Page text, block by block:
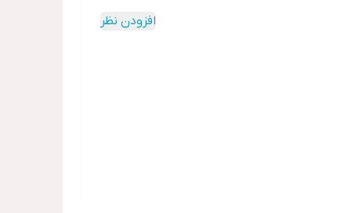
افزودن نظر